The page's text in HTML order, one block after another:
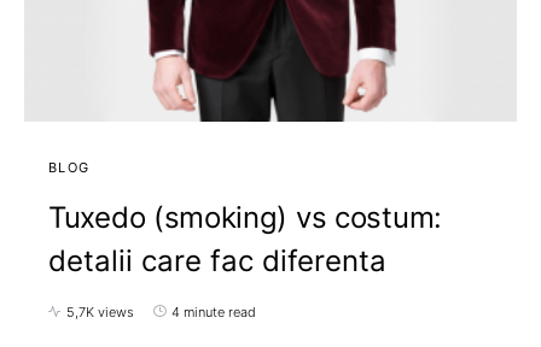
BLOG
Tuxedo (smoking) vs costum:
detalii care fac diferenta
5,7K views 4 minute read